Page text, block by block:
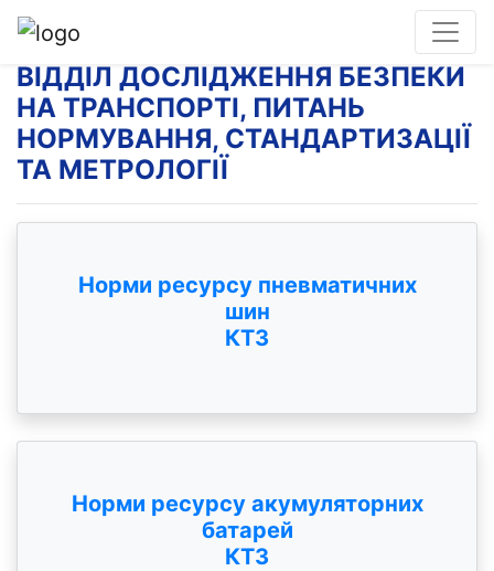
ВІДДІЛ ДОСЛІДЖЕННЯ БЕЗПЕКИ
НА ТРАНСПОРТІ, ПИТАНЬ
НОРМУВАННЯ, СТАНДАРТИЗАЦІЇ
ТА МЕТРОЛОГІЇ
Норми ресурсу пневматичних
шин
КТЗ
Норми ресурсу акумуляторних
батарей
КТЗ